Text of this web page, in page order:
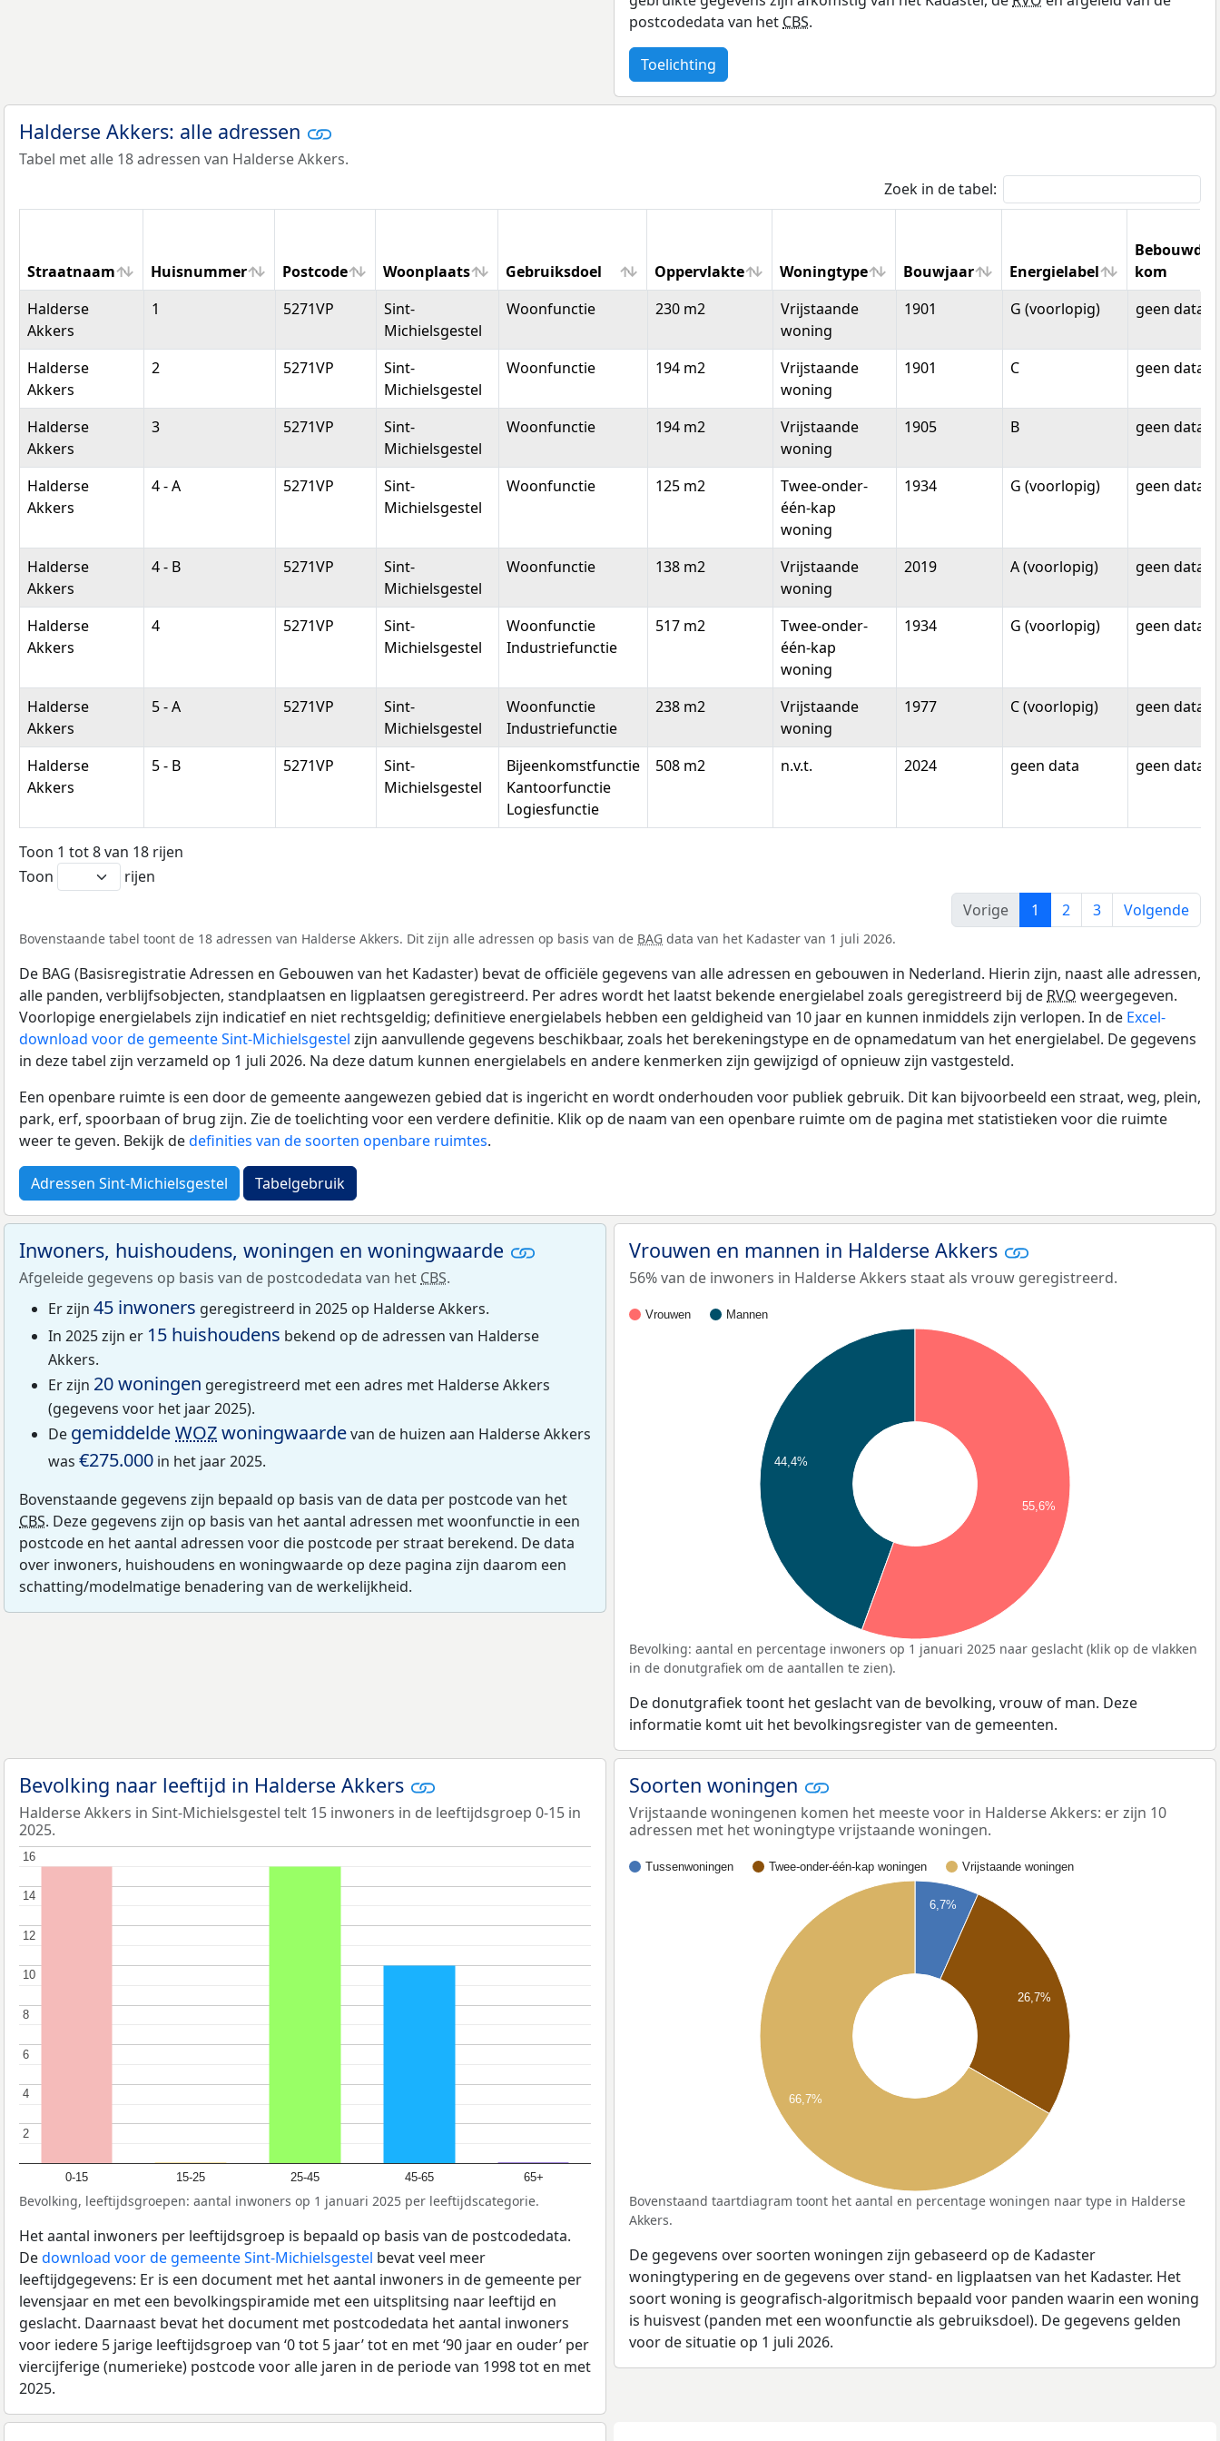
postcodedata van het CBS.
Toelichting
Halderse Akkers: alle adressen
Tabel met alle 18 adressen van Halderse Akkers.
Zoek in de tabel:
Straatnaam Huisnummer Postcode Woonplaats Gebruiksdoel Oppervlakte Woningtype Bouwjaar Energielabel
Bebouwde
kom
Straatnaam
Huisnummer Postcode Woonplaats Gebruiksdoel Oppervlakte Woningtype Bouwjaar Energielabel
Bebouwde
kom
Halderse
Akkers
1 5271VP
Sint-
Michielsgestel
Woonfunctie 230 m2
Vrijstaande
woning
1901 G (voorlopig) geen data
Halderse
Akkers
2 5271VP
Sint-
Michielsgestel
Woonfunctie 194 m2
Vrijstaande
woning
1901 C geen data
Halderse
Akkers
3 5271VP
Sint-
Michielsgestel
Woonfunctie 194 m2
Vrijstaande
woning
1905 B geen data
Halderse
Akkers
4 - A 5271VP
Sint-
Michielsgestel
Woonfunctie 125 m2
Twee-onder-
één-kap
woning
1934 G (voorlopig) geen data
Halderse
Akkers
4 - B 5271VP
Sint-
Michielsgestel
Woonfunctie 138 m2
Vrijstaande
woning
2019 A (voorlopig) geen data
Halderse
Akkers
4 5271VP
Sint-
Michielsgestel
Woonfunctie
Industriefunctie
517 m2
Twee-onder-
één-kap
woning
1934 G (voorlopig) geen data
Halderse
Akkers
5 - A 5271VP
Sint-
Michielsgestel
Woonfunctie
Industriefunctie
238 m2
Vrijstaande
woning
1977 C (voorlopig) geen data
Halderse
Akkers
5 - B 5271VP
Sint-
Michielsgestel
Bijeenkomstfunctie
Kantoorfunctie
Logiesfunctie
508 m2 n.v.t. 2024 geen data geen data
Toon 1 tot 8 van 18 rijen
Toon
rijen
Vorige
1 2 3 Volgende
Bovenstaande tabel toont de 18 adressen van Halderse Akkers. Dit zijn alle adressen op basis van de BAG data van het Kadaster van 1 juli 2026.
De BAG (Basisregistratie Adressen en Gebouwen van het Kadaster) bevat de officiële gegevens van alle adressen en gebouwen in Nederland. Hierin zijn, naast alle adressen,
alle panden, verblijfsobjecten, standplaatsen en ligplaatsen geregistreerd. Per adres wordt het laatst bekende energielabel zoals geregistreerd bij de RVO weergegeven.
Voorlopige energielabels zijn indicatief en niet rechtsgeldig; definitieve energielabels hebben een geldigheid van 10 jaar en kunnen inmiddels zijn verlopen. In de Excel-
download voor de gemeente Sint-Michielsgestel zijn aanvullende gegevens beschikbaar, zoals het berekeningstype en de opnamedatum van het energielabel. De gegevens
in deze tabel zijn verzameld op 1 juli 2026. Na deze datum kunnen energielabels en andere kenmerken zijn gewijzigd of opnieuw zijn vastgesteld.
Een openbare ruimte is een door de gemeente aangewezen gebied dat is ingericht en wordt onderhouden voor publiek gebruik. Dit kan bijvoorbeeld een straat, weg, plein,
park, erf, spoorbaan of brug zijn. Zie de toelichting voor een verdere definitie. Klik op de naam van een openbare ruimte om de pagina met statistieken voor die ruimte
weer te geven. Bekijk dedefinities van de soorten openbare ruimtes.
Adressen Sint-Michielsgestel Tabelgebruik
Inwoners, huishoudens, woningen en woningwaarde
Afgeleide gegevens op basis van de postcodedata van het CBS.
Er zijn 45 inwoners geregistreerd in 2025 op Halderse Akkers.
In 2025 zijn er 15 huishoudens bekend op de adressen van Halderse
Akkers.
Er zijn 20 woningen geregistreerd met een adres met Halderse Akkers
(gegevens voor het jaar 2025).
De gemiddeldeWOZwoningwaardevan de huizen aan Halderse Akkers
was €275.000 in het jaar 2025.
Bovenstaande gegevens zijn bepaald op basis van de data per postcode van het
CBS. Deze gegevens zijn op basis van het aantal adressen met woonfunctie in een
postcode en het aantal adressen voor die postcode per straat berekend. De data
over inwoners, huishoudens en woningwaarde op deze pagina zijn daarom een
schatting/modelmatige benadering van de werkelijkheid.
Vrouwen en mannen in Halderse Akkers
56% van de inwoners in Halderse Akkers staat als vrouw geregistreerd.
Vrouwen Mannen
44,4%
55,6%
Bevolking: aantal en percentage inwoners op 1 januari 2025 naar geslacht (klik op de vlakken
in de donutgrafiek om de aantallen te zien).
De donutgrafiek toont het geslacht van de bevolking, vrouw of man. Deze
informatie komt uit het bevolkingsregister van de gemeenten.
Bevolking naar leeftijd in Halderse Akkers
Halderse Akkers in Sint-Michielsgestel telt 15 inwoners in de leeftijdsgroep 0-15 in
2025.
0-15 15-25 25-45 45-65 65+
2
2
4
4
6
6
8
8
10
10
12
12
14
14
16
16
Bevolking, leeftijdsgroepen: aantal inwoners op 1 januari 2025 per leeftijdscategorie.
Het aantal inwoners per leeftijdsgroep is bepaald op basis van de postcodedata.
Dedownload voor de gemeente Sint-Michielsgestel bevat veel meer
leeftijdgegevens: Er is een document met het aantal inwoners in de gemeente per
levensjaar en met een bevolkingspiramide met een uitsplitsing naar leeftijd en
geslacht. Daarnaast bevat het document met postcodedata het aantal inwoners
voor iedere 5 jarige leeftijdsgroep van ‘0 tot 5 jaar’ tot en met ‘90 jaar en ouder’ per
viercijferige (numerieke) postcode voor alle jaren in de periode van 1998 tot en met
2025.
Soorten woningen
Vrijstaande woningenen komen het meeste voor in Halderse Akkers: er zijn 10
adressen met het woningtype vrijstaande woningen.
Tussenwoningen Twee-onder-één-kap woningen Vrijstaande woningen
6,7%
26,7%
66,7%
Bovenstaand taartdiagram toont het aantal en percentage woningen naar type in Halderse
Akkers.
De gegevens over soorten woningen zijn gebaseerd op de Kadaster
woningtypering en de gegevens over stand- en ligplaatsen van het Kadaster. Het
soort woning is geografisch-algoritmisch bepaald voor panden waarin een woning
is huisvest (panden met een woonfunctie als gebruiksdoel). De gegevens gelden
voor de situatie op 1 juli 2026.